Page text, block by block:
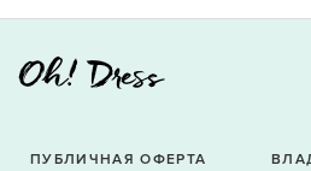
ПУБЛИЧНАЯ ОФЕРТА